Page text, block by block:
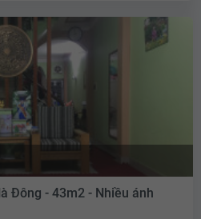
Đông - 43m2 - Nhiều ánh